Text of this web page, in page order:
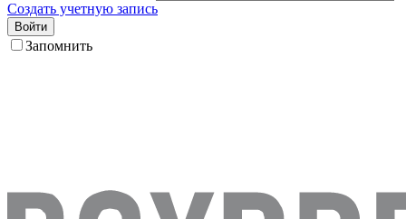
Создать учетную запись
Войти
Запомнить